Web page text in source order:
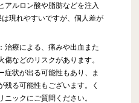
アルロン酸や脂肪などを注入
現れやすいですが、個人差が
治療による、痛みや出血また
などのリスクがあります。
症状が出る可能性もあり、ま
残る可能性もございます。く
ックにご質問ください。